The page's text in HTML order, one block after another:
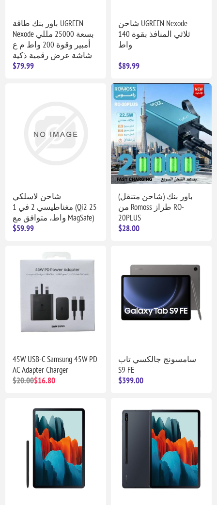
باور بنك طاقة UGREEN
Nexode بسعة 25000 مللي
أمبير وقوة 200 واط م ع
شاشة عرض رقمية ذكية
$79.99
شاحن UGREEN Nexode
ثلاثي المنافذ بقوة 140
واط
$89.99
شاحن لاسلكي
مغناطيسي 2 في 1 (Qi2 25
واط، متوافق مع MagSafe)
$59.99
باور بنك (شاحن متنقل)
من Romoss طراز RO-
20PLUS
$28.00
45W USB-C Samsung 45W PD
AC Adapter Charger
$20.00$16.80
سامسونج جالكسي تاب
S9 FE
$399.00